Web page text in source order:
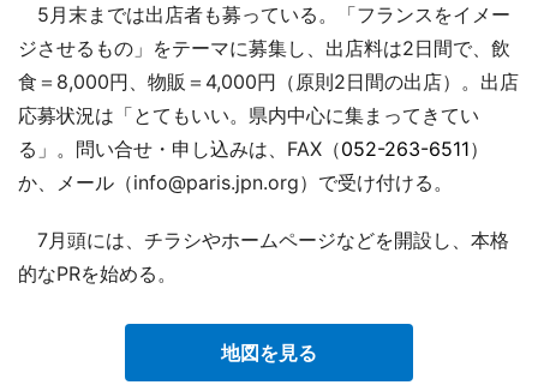
5月末までは出店者も募っている。「フランスをイメー
ジさせるもの」をテーマに募集し、出店料は2日間で、飲
食＝8,000円、物販＝4,000円（原則2日間の出店）。出店
応募状況は「とてもいい。県内中心に集まってきてい
る」。問い合せ・申し込みは、FAX（052-263-6511）
か、メール（info@paris.jpn.org）で受け付ける。
7月頭には、チラシやホームページなどを開設し、本格
的なPRを始める。
地図を見る